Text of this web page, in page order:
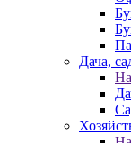
Дача,